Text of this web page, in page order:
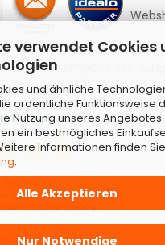
verwendet Cookies
und ähnliche
ordentliche Funktionsweise
Nutzung unseres Angebotes
ein bestmögliches
Informationen finden
.
Alle Akzeptieren
Nur Notwendige
2026 | Template von